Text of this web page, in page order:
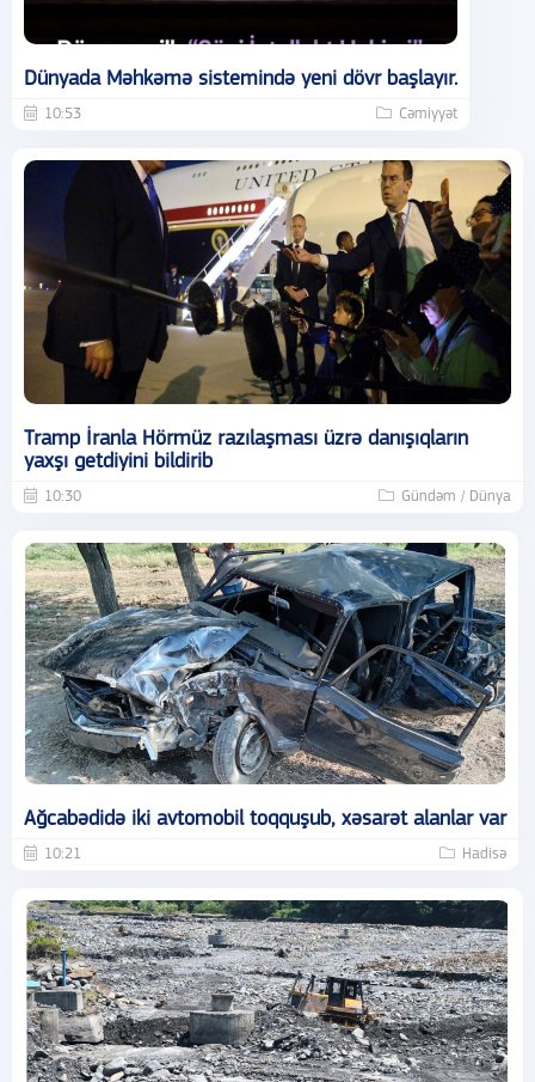
Dünyada Məhkəmə sistemində yeni dövr başlayır.
10:53 Cəmiyyət
Tramp İranla Hörmüz razılaşması üzrə danışıqların
yaxşı getdiyini bildirib
10:30 Gündəm / Dünya
Ağcabədidə iki avtomobil toqquşub, xəsarət alanlar var
10:21 Hadisə